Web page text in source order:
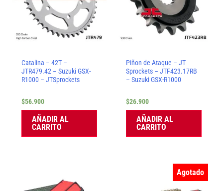
Catalina – 42T –
JTR479.42 – Suzuki GSX-
R1000 – JTSprockets
$56.900
AÑADIR AL
CARRITO
Piñon de Ataque – JT
Sprockets – JTF423.17RB
– Suzuki GSX-R1000
$26.900
AÑADIR AL
CARRITO
Agotado